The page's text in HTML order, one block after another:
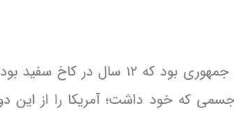
روزولت تنها رئیس جمهوری بود که ۴ باررئیس جمهور شد. و تنها رئیس جمهوری بود که ۱۲ سال
که خود داشت؛ آمریکا را از این